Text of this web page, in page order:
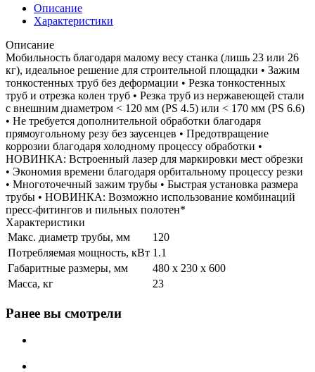
Описание
Характеристики
Описание
Мобильность благодаря малому весу станка (лишь 23 или 26
кг), идеальное решение для строительной площадки • Зажим
тонкостенных труб без деформации • Резка тонкостенных
труб и отрезка колен труб • Резка труб из нержавеющей стали
с внешним диаметром < 120 мм (PS 4.5) или < 170 мм (PS 6.6)
• Не требуется дополнительной обработки благодаря
прямоугольному резу без заусенцев • Предотвращение
коррозии благодаря холодному процессу обработки •
НОВИНКА: Встроенный лазер для маркировки мест обрезки
• Экономия времени благодаря орбитальному процессу резки
• Многоточечный зажим трубы • Быстрая установка размера
трубы • НОВИНКА: Возможно использование комбинаций
пресс-фитингов и пильных полотен*
Характеристики
Макс. диаметр трубы, мм
120
Потребляемая мощность, кВт 1.1
Габаритные размеры, мм
480 x 230 x 600
Масса, кг
23
Ранее вы смотрели